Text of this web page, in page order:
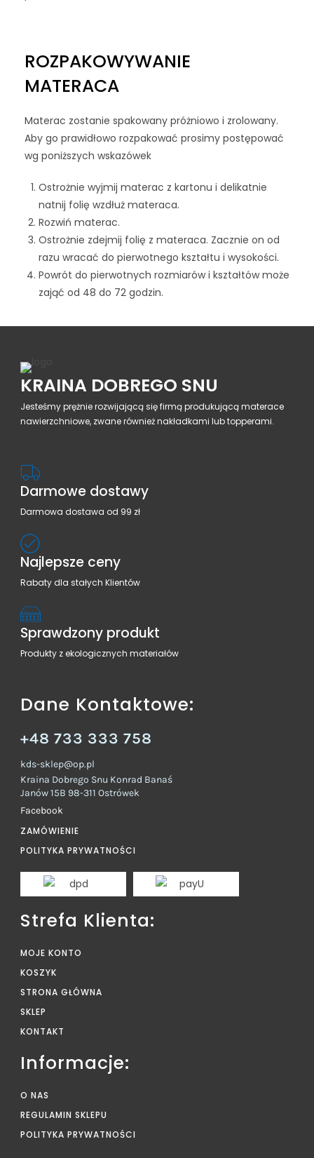
ROZPAKOWYWANIE
MATERACA
Materac zostanie spakowany próżniowo i zrolowany.
Aby go prawidłowo rozpakować prosimy postępować
wg poniższych wskazówek
Ostrożnie wyjmij materac z kartonu i delikatnie
natnij folię wzdłuż materaca.
Rozwiń materac.
Ostrożnie zdejmij folię z materaca. Zacznie on od
razu wracać do pierwotnego kształtu i wysokości.
Powrót do pierwotnych rozmiarów i kształtów może
zająć od 48 do 72 godzin.
KRAINA DOBREGO SNU
Jesteśmy prężnie rozwijającą się firmą produkującą materace
nawierzchniowe, zwane również nakładkami lub topperami.
Darmowe dostawy
Darmowa dostawa od 99 zł
Najlepsze ceny
Rabaty dla stałych Klientów
Sprawdzony produkt
Produkty z ekologicznych materiałów
Dane Kontaktowe:
+48 733 333 758
kds-sklep@op.pl
Kraina Dobrego Snu Konrad Banaś
Janów 15B 98-311 Ostrówek
Facebook
ZAMÓWIENIE
POLITYKA PRYWATNOŚCI
Strefa Klienta:
MOJE KONTO
KOSZYK
STRONA GŁÓWNA
SKLEP
KONTAKT
Informacje:
O NAS
REGULAMIN SKLEPU
POLITYKA PRYWATNOŚCI